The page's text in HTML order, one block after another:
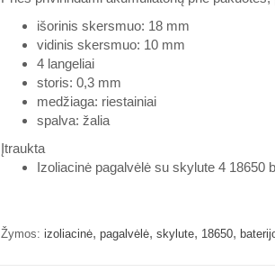
išorinis skersmuo: 18 mm
vidinis skersmuo: 10 mm
4 langeliai
storis: 0,3 mm
medžiaga: riestainiai
spalva: žalia
Įtraukta
Izoliacinė pagalvėlė su skylute 4 18650
Žymos: izoliacinė, pagalvėlė, skylute, 18650,